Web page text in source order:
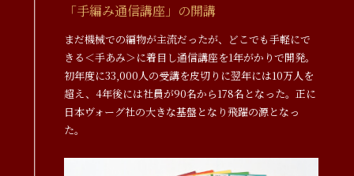
「手編み通信講座」の開講
まだ機械での編物が主流だったが、どこでも手軽にで
きる＜手あみ＞に着目し通信講座を1年がかりで開発。
初年度に33,000人の受講を皮切りに翌年には10万人を
超え、4年後には社員が90名から178名となった。正に
日本ヴォーグ社の大きな基盤となり飛躍の源となっ
た。